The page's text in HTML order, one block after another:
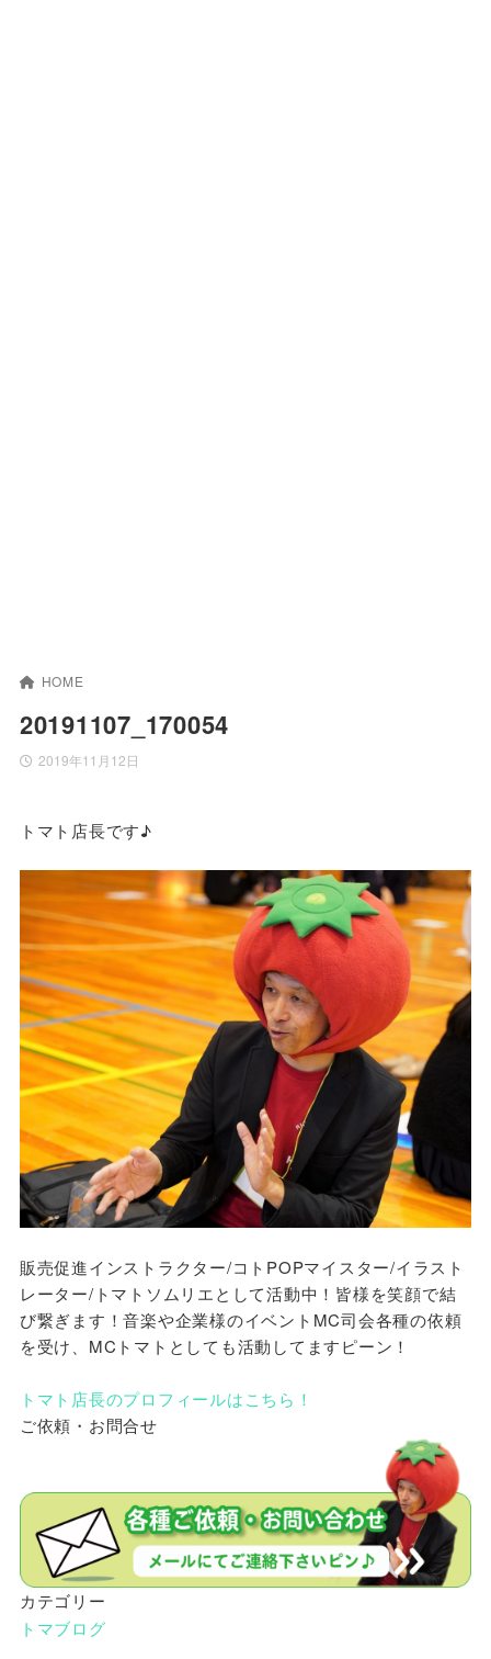
HOME
20191107_170054
2019年11月12日
トマト店長です♪
販売促進インストラクター/コトPOPマイスター/イラスト
レーター/トマトソムリエとして活動中！皆様を笑顔で結
び繋ぎます！音楽や企業様のイベントMC司会各種の依頼
を受け、MCトマトとしても活動してますピーン！
トマト店長のプロフィールはこちら！
ご依頼・お問合せ
カテゴリー
トマブログ